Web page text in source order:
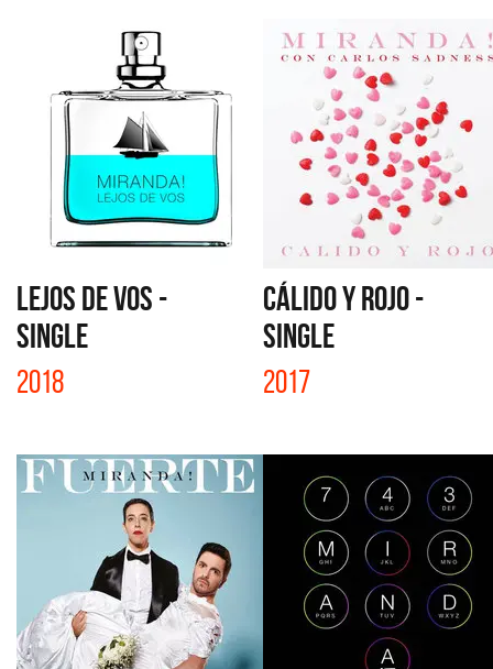
LEJOS DE VOS -
SINGLE
2018
CÁLIDO Y ROJO -
SINGLE
2017